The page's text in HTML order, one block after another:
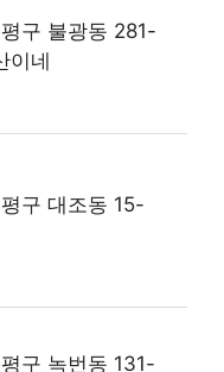
구 불광동 281-
이네
구 대조동 15-
구 녹번동 131-